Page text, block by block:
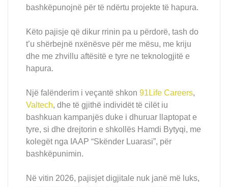
bashkëpunojnë për të ndërtu projekte të hapura.
Këto pajisje që dikur rrinin pa u përdorë, tash do
t’u shërbejnë nxënësve për me mësu, me kriju
dhe me zhvillu aftësitë e tyre ne teknologjitë e
hapura.
Një falënderim i veçantë shkon 91Life Careers,
Valtech, dhe të gjithë individët të cilët iu
bashkuan kampanjës duke i dhuruar llaptopat e
tyre, si dhe drejtorin e shkollës Hamdi Bytyqi, me
kolegët nga IAAP “Skënder Luarasi”, për
bashkëpunimin.
Në vitin 2026, pajisjet digjitale nuk janë më luks,